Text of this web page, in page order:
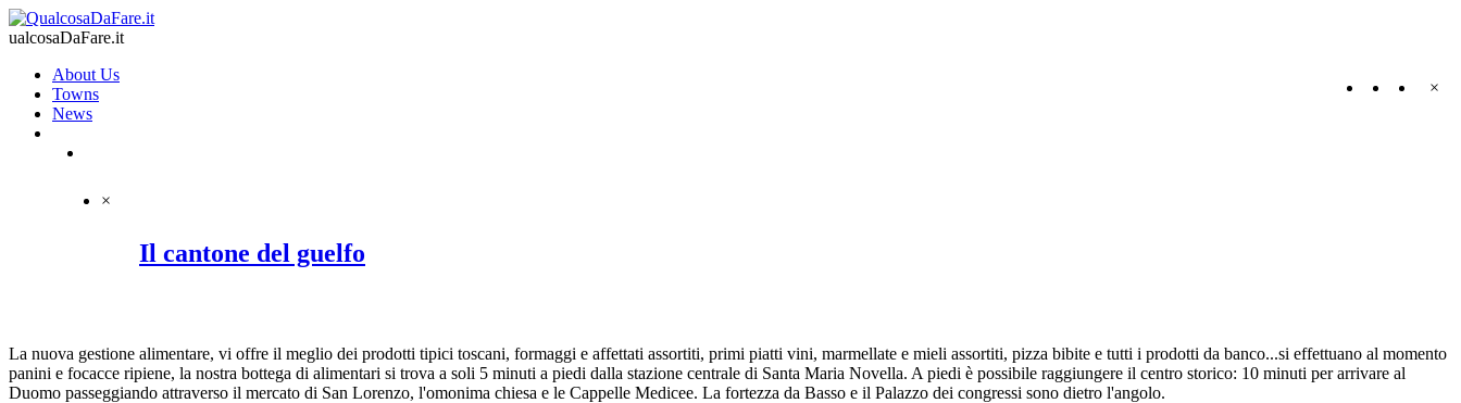
ualcosaDaFare.it
×
About Us
Towns
News
×
Il cantone del guelfo
La nuova gestione alimentare, vi offre il meglio dei prodotti tipici toscani, formaggi e affettati assortiti, primi piatti vini, marmellate e mieli assortiti, pizza bibite e tutti i prodotti da banco...si effettuano al momento
panini e focacce ripiene, la nostra bottega di alimentari si trova a soli 5 minuti a piedi dalla stazione centrale di Santa Maria Novella. A piedi è possibile raggiungere il centro storico: 10 minuti per arrivare al
Duomo passeggiando attraverso il mercato di San Lorenzo, l'omonima chiesa e le Cappelle Medicee. La fortezza da Basso e il Palazzo dei congressi sono dietro l'angolo.